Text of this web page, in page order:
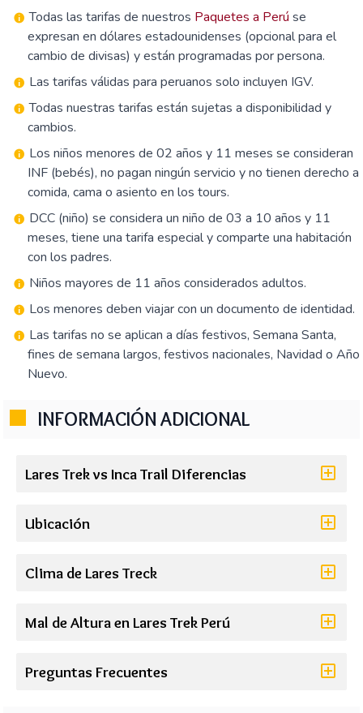
Todas las tarifas de nuestros Paquetes a Perú se
expresan en dólares estadounidenses (opcional para el
cambio de divisas) y están programadas por persona.
Las tarifas válidas para peruanos solo incluyen IGV.
Todas nuestras tarifas están sujetas a disponibilidad y
cambios.
Los niños menores de 02 años y 11 meses se consideran
INF (bebés), no pagan ningún servicio y no tienen derecho a
comida, cama o asiento en los tours.
DCC (niño) se considera un niño de 03 a 10 años y 11
meses, tiene una tarifa especial y comparte una habitación
con los padres.
Niños mayores de 11 años considerados adultos.
Los menores deben viajar con un documento de identidad.
Las tarifas no se aplican a días festivos, Semana Santa,
fines de semana largos, festivos nacionales, Navidad o Año
Nuevo.
INFORMACIÓN ADICIONAL
Lares Trek vs Inca Trail Diferencias
Ubicación
Clima de Lares Treck
Mal de Altura en Lares Trek Perú
Preguntas Frecuentes